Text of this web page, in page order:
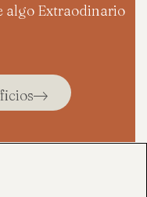
algo Extraodinario